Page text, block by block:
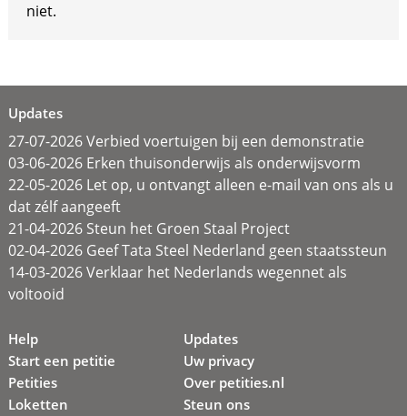
niet.
Updates
27-07-2026 Verbied voertuigen bij een demonstratie
03-06-2026 Erken thuisonderwijs als onderwijsvorm
22-05-2026 Let op, u ontvangt alleen e-mail van ons als u
dat zélf aangeeft
21-04-2026 Steun het Groen Staal Project
02-04-2026 Geef Tata Steel Nederland geen staatssteun
14-03-2026 Verklaar het Nederlands wegennet als
voltooid
Help
Start een petitie
Petities
Loketten
Updates
Uw privacy
Over petities.nl
Steun ons